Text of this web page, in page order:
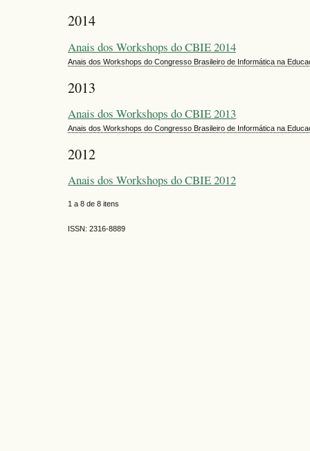
2014
Anais dos Workshops do CBIE 2014
Anais dos Workshops do Congresso Brasileiro de Informática na
2013
Anais dos Workshops do CBIE 2013
Anais dos Workshops do Congresso Brasileiro de Informática na
2012
Anais dos Workshops do CBIE 2012
1 a 8 de 8 itens
ISSN: 2316-8889